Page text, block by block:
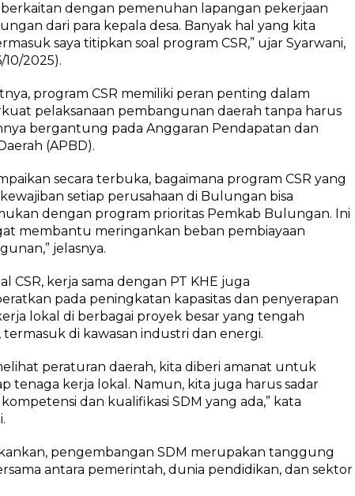
m
b
a
n
n
a
n
D
r
a
h
berkaitan dengan pemenuhan lapangan pekerjaan
dari para kepala desa. Banyak hal yang kita
saya titipkan soal program CSR,” ujar Syarwani,
10/2025).
program CSR memiliki peran penting dalam
pelaksanaan pembangunan daerah tanpa harus
bergantung pada Anggaran Pendapatan dan
(APBD).
secara terbuka, bagaimana program CSR yang
setiap perusahaan di Bulungan bisa
dengan program prioritas Pemkab Bulungan. Ini
membantu meringankan beban pembiayaan
jelasnya.
CSR, kerja sama dengan PT KHE juga
pada peningkatan kapasitas dan penyerapan
lokal di berbagai proyek besar yang tengah
termasuk di kawasan industri dan energi.
peraturan daerah, kita diberi amanat untuk
tenaga kerja lokal. Namun, kita juga harus sadar
dan kualifikasi SDM yang ada,” kata
pengembangan SDM merupakan tanggung
antara pemerintah, dunia pendidikan, dan sektor